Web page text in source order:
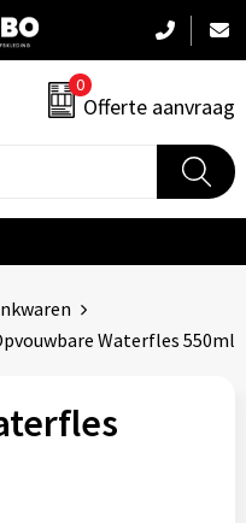
0
Offerte aanvraag
Waterfles 550ml